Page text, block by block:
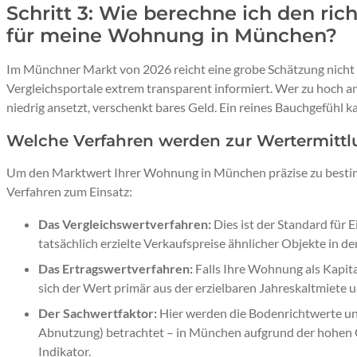
Schritt 3: Wie berechne ich den
für meine Wohnung in München?
Im Münchner Markt von 2026 reicht eine grobe Schätzung
Vergleichsportale extrem transparent informiert. Wer zu hoch
niedrig ansetzt, verschenkt bares Geld. Ein reines Bauchgefühl
Welche Verfahren werden zur
Um den Marktwert Ihrer Wohnung in München präzise zu
Verfahren zum Einsatz:
Das Vergleichswertverfahren: Dies ist der Standard für
tatsächlich erzielte Verkaufspreise ähnlicher Objekte in
Das Ertragswertverfahren: Falls Ihre Wohnung als
sich der Wert primär aus der erzielbaren Jahreskaltmiete
Der Sachwertfaktor: Hier werden die Bodenrichtwerte
Abnutzung) betrachtet – in München aufgrund der
Indikator.